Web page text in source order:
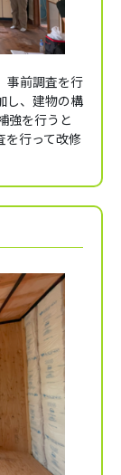
事前調査を行
し、建物の構
強を行うと
を行って改修